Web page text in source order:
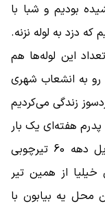
بودیم و شبا با
که دزد به لوله نزنه.
این لوله‌ها هم
رو به انشعاب شهری
نور گردسوز زندگی می‌کردیم
هفته‌ای یک بار
می‌رفتیم سرآسیاب و نفت می‌خریدیم. اوایل دهه 60 تیرچوبی
از همین تیر
می‌دزدیدن. تا سال 65، این محل یه بیابون با